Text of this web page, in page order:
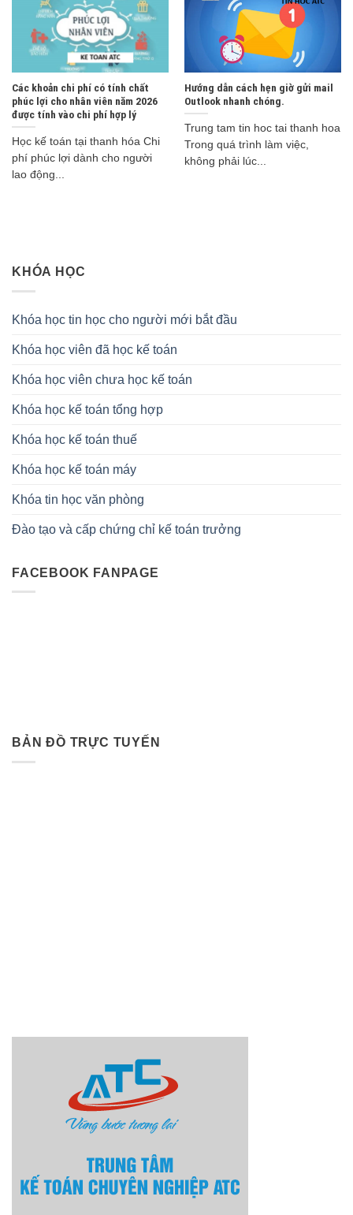
Các khoản chi phí có tính chất
phúc lợi cho nhân viên năm 2026
được tính vào chi phí hợp lý
Học kế toán tại thanh hóa Chi
phí phúc lợi dành cho người
lao động...
Hướng dẫn cách hẹn giờ gửi mail
Outlook nhanh chóng.
Trung tam tin hoc tai thanh hoa
Trong quá trình làm việc,
không phải lúc...
KHÓA HỌC
Khóa học tin học cho người mới bắt đầu
Khóa học viên đã học kế toán
Khóa học viên chưa học kế toán
Khóa học kế toán tổng hợp
Khóa học kế toán thuế
Khóa học kế toán máy
Khóa tin học văn phòng
Đào tạo và cấp chứng chỉ kế toán trưởng
FACEBOOK FANPAGE
BẢN ĐỒ TRỰC TUYẾN